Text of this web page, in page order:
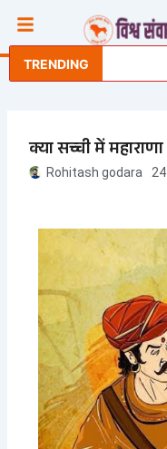
content
TRENDING
क्या सच्ची में महाराणा
Rohitash godara